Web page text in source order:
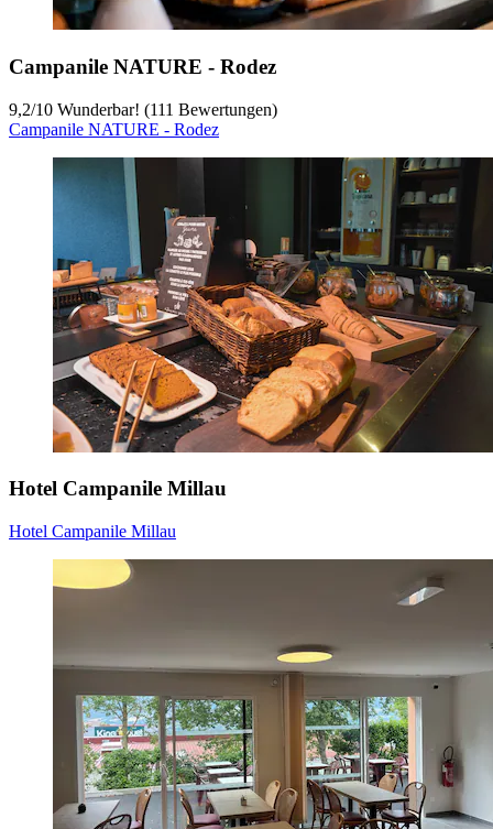
Campanile NATURE - Rodez
9,2/10 Wunderbar! (111 Bewertungen)
Campanile NATURE - Rodez
Hotel Campanile Millau
Hotel Campanile Millau